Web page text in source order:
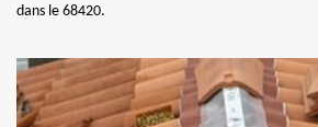
dans le 68420.